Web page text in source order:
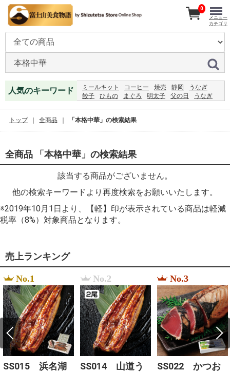
人気のキーワード ミールキット コーヒー 焼売 静岡
うなぎ
餃子
ひもの まぐろ 明太子 父の日
うなぎ
0
メニュー
カテゴリ
トップ 全商品 「本格中華」の検索結果
全商品 「本格中華」の検索結果
該当する商品がございません。
他の検索キーワードより再度検索をお願いいたします。
※2019年10月1日より、【軽】印が表示されている商品は軽減
税率（8%）対象商品となります。
売上ランキング
No.1
SS015 浜名湖
No.2
SS014 山道う
No.3
SS022 かつお